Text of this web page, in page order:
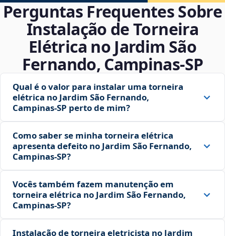
Perguntas Frequentes Sobre
Instalação de Torneira
Elétrica no Jardim São
Fernando, Campinas‑SP
Qual é o valor para instalar uma torneira
elétrica no Jardim São Fernando,
Campinas‑SP perto de mim?
Como saber se minha torneira elétrica
apresenta defeito no Jardim São Fernando,
Campinas‑SP?
Vocês também fazem manutenção em
torneira elétrica no Jardim São Fernando,
Campinas‑SP?
Instalação de torneira eletricista no Jardim